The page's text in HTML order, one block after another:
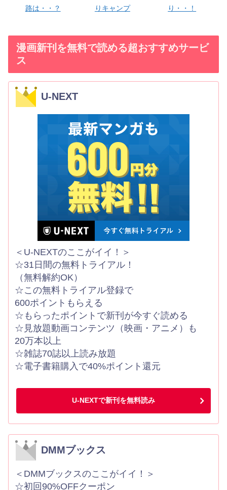
路は・・？
りキャンプ
り・・！
漫画新刊を無料で読める超おすすめサービ
ス
U-NEXT
＜U-NEXTのここがイイ！＞
☆31日間の無料トライアル！
（無料解約OK）
☆この無料トライアル登録で
600ポイントもらえる
☆もらったポイントで新刊が今すぐ読める
☆見放題動画コンテンツ（映画・アニメ）も
20万本以上
☆雑誌70誌以上読み放題
☆電子書籍購入で40%ポイント還元
U-NEXTで新刊を無料読み
DMMブックス
＜DMMブックスのここがイイ！＞
☆初回90%OFFクーポン